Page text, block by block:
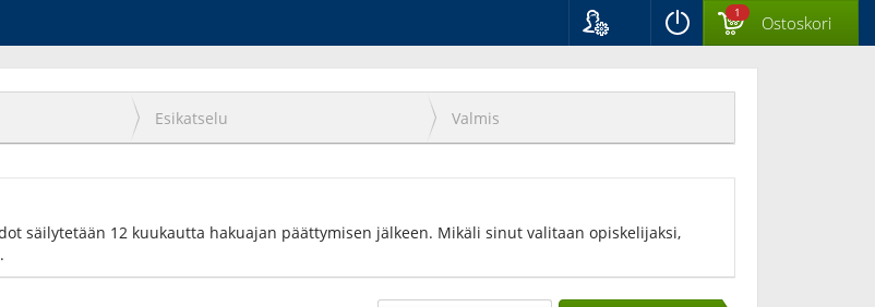
1 Ostoskori
Esikatselu Valmis
säilytetään 12 kuukautta hakuajan päättymisen jälkeen. Mikäli sinut valitaan opiskelijaksi,